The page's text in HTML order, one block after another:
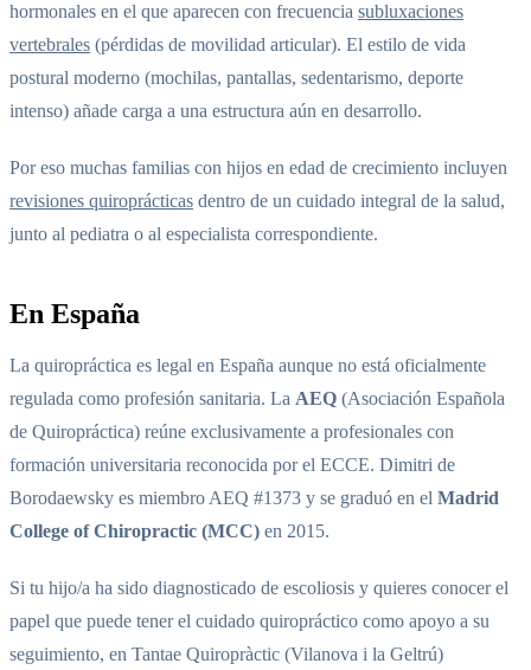
hormonales en el que aparecen con frecuencia subluxaciones
vertebrales (pérdidas de movilidad articular). El estilo de vida
postural moderno (mochilas, pantallas, sedentarismo, deporte
intenso) añade carga a una estructura aún en desarrollo.
Por eso muchas familias con hijos en edad de crecimiento incluyen
revisiones quiroprácticas dentro de un cuidado integral de la salud,
junto al pediatra o al especialista correspondiente.
En España
La quiropráctica es legal en España aunque no está oficialmente
regulada como profesión sanitaria. La AEQ (Asociación Española
de Quiropráctica) reúne exclusivamente a profesionales con
formación universitaria reconocida por el ECCE. Dimitri de
Borodaewsky es miembro AEQ #1373 y se graduó en el Madrid
College of Chiropractic (MCC) en 2015.
Si tu hijo/a ha sido diagnosticado de escoliosis y quieres conocer el
papel que puede tener el cuidado quiropráctico como apoyo a su
seguimiento, en Tantae Quiropràctic (Vilanova i la Geltrú)